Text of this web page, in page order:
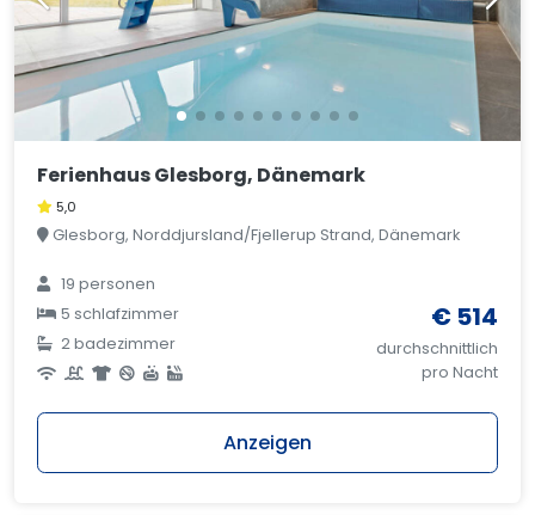
Ferienhaus Glesborg, Dänemark
5,0
Glesborg, Norddjursland/Fjellerup Strand, Dänemark
19 personen
5 schlafzimmer
2 badezimmer
€ 514
durchschnittlich
pro Nacht
Anzeigen